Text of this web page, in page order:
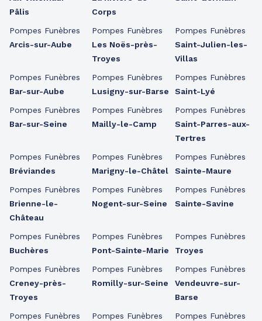
Pâlis
Pompes Funèbres
Arcis-sur-Aube
Pompes Funèbres
Bar-sur-Aube
Pompes Funèbres
Bar-sur-Seine
Pompes Funèbres
Bréviandes
Pompes Funèbres
Brienne-le-
Château
Pompes Funèbres
Buchères
Pompes Funèbres
Creney-près-
Troyes
Pompes Funèbres
Corps
Pompes Funèbres
Les Noës-près-
Troyes
Pompes Funèbres
Lusigny-sur-Barse
Pompes Funèbres
Mailly-le-Camp
Pompes Funèbres
Marigny-le-Châtel
Pompes Funèbres
Nogent-sur-Seine
Pompes Funèbres
Pont-Sainte-Marie
Pompes Funèbres
Romilly-sur-Seine
Pompes Funèbres
Pompes Funèbres
Saint-Julien-les-
Villas
Pompes Funèbres
Saint-Lyé
Pompes Funèbres
Saint-Parres-aux-
Tertres
Pompes Funèbres
Sainte-Maure
Pompes Funèbres
Sainte-Savine
Pompes Funèbres
Troyes
Pompes Funèbres
Vendeuvre-sur-
Barse
Pompes Funèbres